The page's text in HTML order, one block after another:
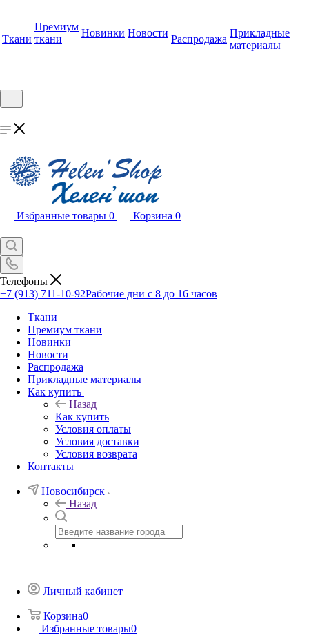
Ткани
Премиум
ткани
Новинки Новости
Распродажа
Прикладные
материалы
Избранные товары 0 Корзина 0
Телефоны
+7 (913) 711-10-92Рабочие дни с 8 до 16 часов
Ткани
Премиум ткани
Новинки
Новости
Распродажа
Прикладные материалы
Как купить
Назад
Как купить
Условия оплаты
Условия доставки
Условия возврата
Контакты
Новосибирск
Назад
Личный кабинет
Корзина0
Избранные товары0